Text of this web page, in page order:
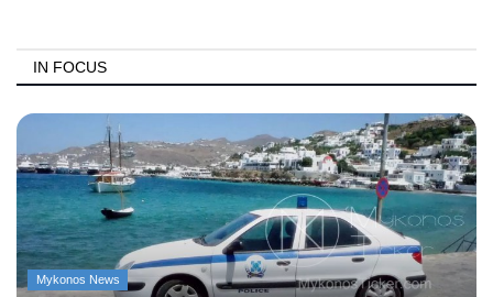
IN FOCUS
Mykonos News